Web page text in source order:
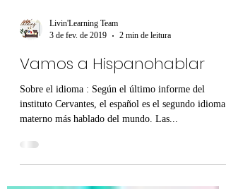
Livin'Learning Team
3 de fev. de 2019
2 min de leitura
Vamos a Hispanohablar
Sobre el idioma : Según el último informe del
instituto Cervantes, el español es el segundo idioma